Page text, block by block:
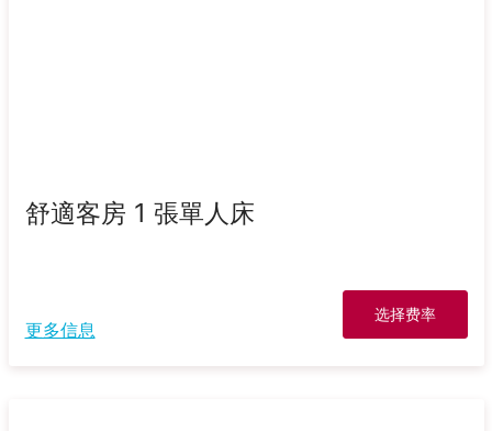
舒適客房 1 張單人床
更多信息
选择费率